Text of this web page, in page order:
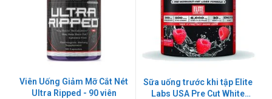
Viên Uống Giảm Mỡ Cắt Nét
Ultra Ripped - 90 viên
Sữa uống trước khi tập Elite
Labs USA Pre Cut White